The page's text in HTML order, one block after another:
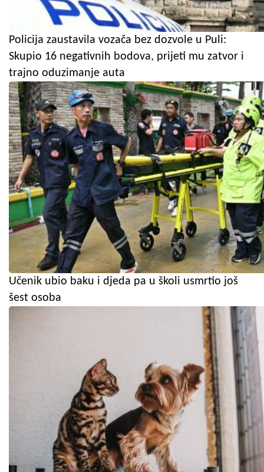
Policija zaustavila vozača bez dozvole u Puli:
Skupio 16 negativnih bodova, prijeti mu zatvor i
trajno oduzimanje auta
Učenik ubio baku i djeda pa u školi usmrtio još
šest osoba